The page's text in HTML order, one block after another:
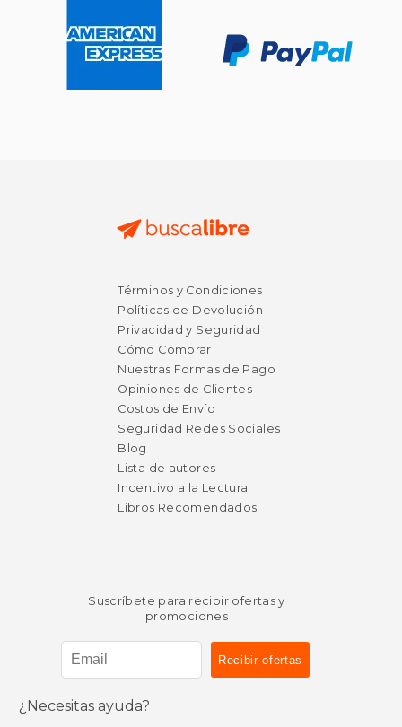
Términos y Condiciones
Políticas de Devolución
Privacidad y Seguridad
Cómo Comprar
Nuestras Formas de Pago
Opiniones de Clientes
Costos de Envío
Seguridad Redes Sociales
Blog
Lista de autores
Incentivo a la Lectura
Libros Recomendados
Suscríbete para recibir ofertas y
promociones
¿Necesitas ayuda?